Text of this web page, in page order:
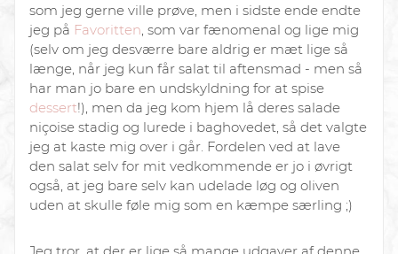
som jeg gerne ville prøve, men i sidste ende endte
jeg på Favoritten, som var fænomenal og lige mig
(selv om jeg desværre bare aldrig er mæt lige så
længe, når jeg kun får salat til aftensmad - men så
har man jo bare en undskyldning for at spise
dessert!), men da jeg kom hjem lå deres salade
niçoise stadig og lurede i baghovedet, så det valgte
jeg at kaste mig over i går. Fordelen ved at lave
den salat selv for mit vedkommende er jo i øvrigt
også, at jeg bare selv kan udelade løg og oliven
uden at skulle føle mig som en kæmpe særling ;)